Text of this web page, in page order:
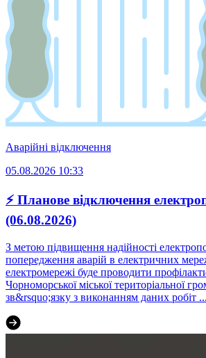
Аварійні відключення
05.08.2026 10:33
⚡ Планове відключення
(06.08.2026)
З метою підвищення надійності
попередження аварій в електричних
електромережі буде проводити
Чорноморської міської територіальної
зв&rsquo;язку з виконанням даних робіт ...